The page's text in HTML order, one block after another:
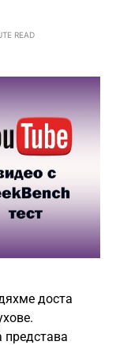
READ
доста